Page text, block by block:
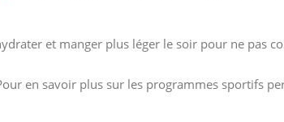
et manger plus léger le soir pour ne pas
en savoir plus sur les programmes sportifs